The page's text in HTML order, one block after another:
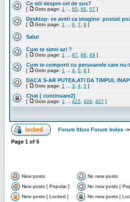
Ce stii despre cel de sus?
[ Goto page: 1 65 66 67 ]
Desktop- ce aveti ca imagine- postati
[ Goto page: 1 6 7 8 ]
Salut
Cum te simti azi ?
[ Goto page: 1 87 88 89 ]
Cum te comporti cu persoanele care nu-
[ Goto page: 1 4 5 6 ]
DACA S-AR PUTEA,ATI DA TIMPUL
[ Goto page: 1 3 4 5 ]
Chat [ continuare2]
[ Goto page: 1 425 426 427 ]
Forum Itbox Forum Index ->
Page 1 of 5
New posts No new posts
New posts [ Popular ]
No new posts [
New posts [ Locked ]
No new posts [